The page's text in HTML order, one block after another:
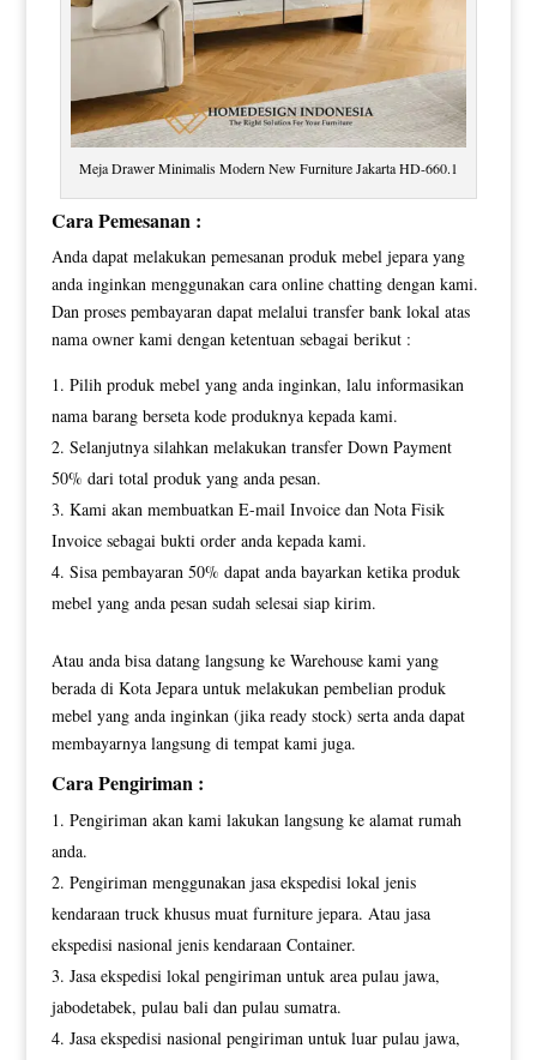
Meja Drawer Minimalis Modern New Furniture Jakarta HD-660.1
Cara Pemesanan :
Anda dapat melakukan pemesanan produk mebel jepara yang
anda inginkan menggunakan cara online chatting dengan kami.
Dan proses pembayaran dapat melalui transfer bank lokal atas
nama owner kami dengan ketentuan sebagai berikut :
Pilih produk mebel yang anda inginkan, lalu informasikan
nama barang berseta kode produknya kepada kami.
Selanjutnya silahkan melakukan transfer Down Payment
50% dari total produk yang anda pesan.
Kami akan membuatkan E-mail Invoice dan Nota Fisik
Invoice sebagai bukti order anda kepada kami.
Sisa pembayaran 50% dapat anda bayarkan ketika produk
mebel yang anda pesan sudah selesai siap kirim.
Atau anda bisa datang langsung ke Warehouse kami yang
berada di Kota Jepara untuk melakukan pembelian produk
mebel yang anda inginkan (jika ready stock) serta anda dapat
membayarnya langsung di tempat kami juga.
Cara Pengiriman :
Pengiriman akan kami lakukan langsung ke alamat rumah
anda.
Pengiriman menggunakan jasa ekspedisi lokal jenis
kendaraan truck khusus muat furniture jepara. Atau jasa
ekspedisi nasional jenis kendaraan Container.
Jasa ekspedisi lokal pengiriman untuk area pulau jawa,
jabodetabek, pulau bali dan pulau sumatra.
Jasa ekspedisi nasional pengiriman untuk luar pulau jawa,